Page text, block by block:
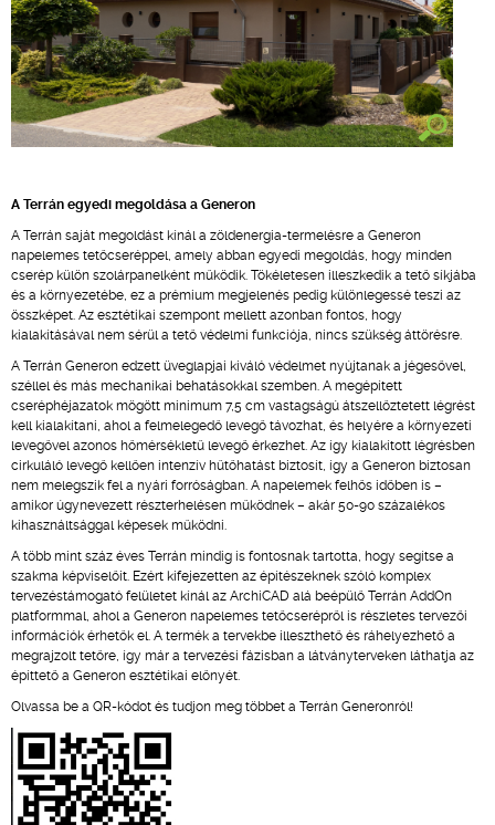
A Terrán egyedi megoldása a Generon
A Terrán saját megoldást kínál a zöldenergia-termelésre a Generon
napelemes tetőcseréppel, amely abban egyedi megoldás, hogy minden
cserép külön szolárpanelként működik. Tökéletesen illeszkedik a tető síkjába
és a környezetébe, ez a prémium megjelenés pedig különlegessé teszi az
összképet. Az esztétikai szempont mellett azonban fontos, hogy
kialakításával nem sérül a tető védelmi funkciója, nincs szükség áttörésre.
A Terrán Generon edzett üveglapjai kiváló védelmet nyújtanak a jégesővel,
széllel és más mechanikai behatásokkal szemben. A megépített
cseréphéjazatok mögött minimum 7,5 cm vastagságú átszellőztetett légrést
kell kialakítani, ahol a felmelegedő levegő távozhat, és helyére a környezeti
levegővel azonos hőmérsékletű levegő érkezhet. Az így kialakított légrésben
cirkuláló levegő kellően intenzív hűtőhatást biztosít, így a Generon biztosan
nem melegszik fel a nyári forróságban. A napelemek felhős időben is –
amikor úgynevezett részterhelésen működnek – akár 50-90 százalékos
kihasználtsággal képesek működni.
A több mint száz éves Terrán mindig is fontosnak tartotta, hogy segítse a
szakma képviselőit. Ezért kifejezetten az építészeknek szóló komplex
tervezéstámogató felületet kínál az ArchiCAD alá beépülő Terrán AddOn
platformmal, ahol a Generon napelemes tetőcserépről is részletes tervezői
információk érhetők el. A termék a tervekbe illeszthető és ráhelyezhető a
megrajzolt tetőre, így már a tervezési fázisban a látványterveken láthatja az
építtető a Generon esztétikai előnyét.
Olvassa be a QR-kódot és tudjon meg többet a Terrán Generonról!